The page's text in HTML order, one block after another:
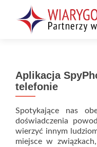
Aplikacja
telefonie
Spotykające nas
doświadczenia
wierzyć innym
miejsce w